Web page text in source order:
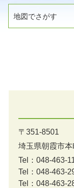
地図でさがす
〒351-8501
埼玉県朝霞市本
Tel：048-463-
Tel：048-463-
Tel：048-463-